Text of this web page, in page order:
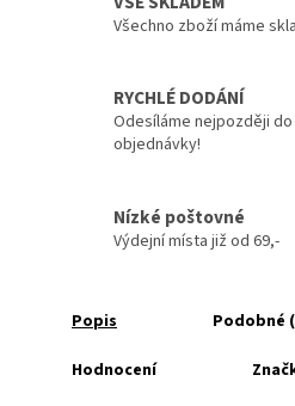
Všechno zboží máme
RYCHLÉ DODÁNÍ
Odesíláme nejpozději
objednávky!
Nízké poštovné
Výdejní místa již od 69,-
Popis Podobné
Hodnocení